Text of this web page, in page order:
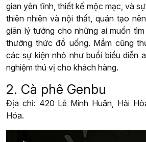
gian yên tĩnh, thiết kế mộc mạc, và
thiên nhiên và nội thất, quán tạo
giãn lý tưởng cho những ai muốn
thưởng thức đồ uống. Mầm cũng
các sự kiện nhỏ như buổi biểu diễn
nghiệm thú vị cho khách hàng.
2. Cà phê Genbu
Địa chỉ: 420 Lê Minh Huân, Hải
Hóa.